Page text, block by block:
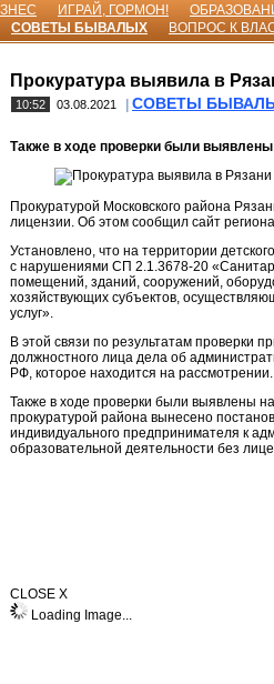
ИГРАЙ, ГОРМОН!
СОВЕТЫ БЫВАЛЫХ ВОПРОС К
Прокуратура выявила в
10:52 03.08.2021 СОВЕТЫ
Также в ходе проверки были
Прокуратурой Московского района
лицензии. Об этом сообщил сайт
Установлено, что на территории
с нарушениями СП 2.1.3678-20
помещений, зданий, сооружений,
хозяйствующих субъектов,
услуг».
В этой связи по результатам проверки
должностного лица дела об
РФ, которое находится на рассмотрении.
Также в ходе проверки были выявлены
прокуратурой района вынесено
индивидуального предпринимателя к
образовательной деятельности без
CLOSE X
Loading Image...